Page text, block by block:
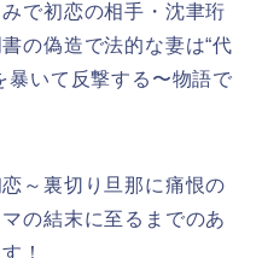
で初恋の相手・沈聿珩
の偽造で法的な妻は“代
暴いて反撃する〜物語で
～裏切り旦那に痛恨の
の結末に至るまでのあ
！